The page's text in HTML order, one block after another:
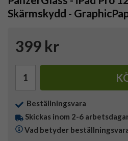
Skärmskydd -
399 kr
Beställningsvara
Skickas inom 2-6
Vad betyder